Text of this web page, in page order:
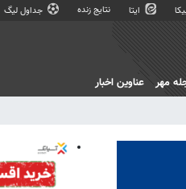
ایتا نتایج زنده جداول لیگ
مهر عناوین اخبار